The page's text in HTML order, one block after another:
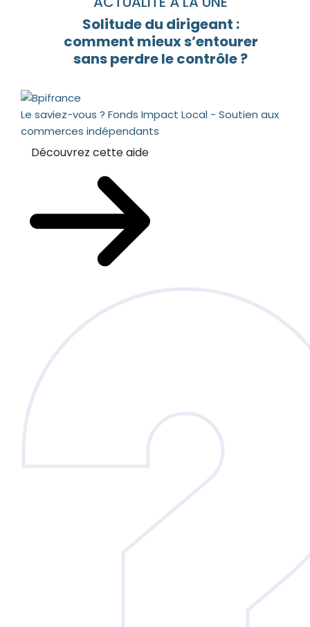
Solitude du dirigeant :
comment mieux s’entourer
sans perdre le contrôle ?
Le saviez-vous ? Fonds Impact Local - Soutien aux
commerces indépendants
Découvrez cette aide